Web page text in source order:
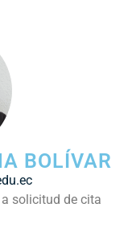
BOLÍVAR
a solicitud de cita